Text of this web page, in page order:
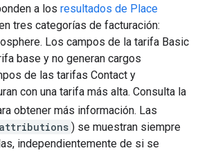
a los resultados de Place
tres categorías de facturación:
Los campos de la tarifa Basic
base y no generan cargos
de las tarifas Contact y
con una tarifa más alta. Consulta la
obtener más información. Las
) se muestran siempre
independientemente de si se